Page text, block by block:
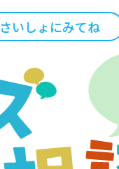
さいしょにみてね